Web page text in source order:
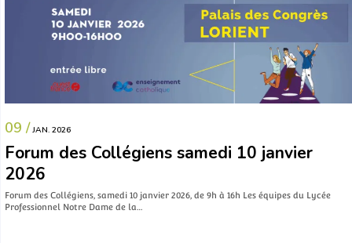
09 / JAN. 2026
Forum des Collégiens samedi 10 janvier
2026
Forum des Collégiens, samedi 10 janvier 2026, de 9h à 16h Les équipes du Lycée
Professionnel Notre Dame de la…